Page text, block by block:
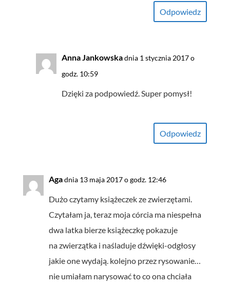
Odpowiedz
Anna Jankowskadnia 1 stycznia 2017 o
godz. 10:59
Dzięki za podpowiedź. Super pomysł!
Odpowiedz
Agadnia 13 maja 2017 o godz. 12:46
Dużo czytamy książeczek ze zwierzętami.
Czytałam ja, teraz moja córcia ma niespełna
dwa latka bierze książeczkę pokazuje
na zwierzątka i naśladuje dźwięki-odgłosy
jakie one wydają. kolejno przez rysowanie…
nie umiałam narysować to co ona chciała